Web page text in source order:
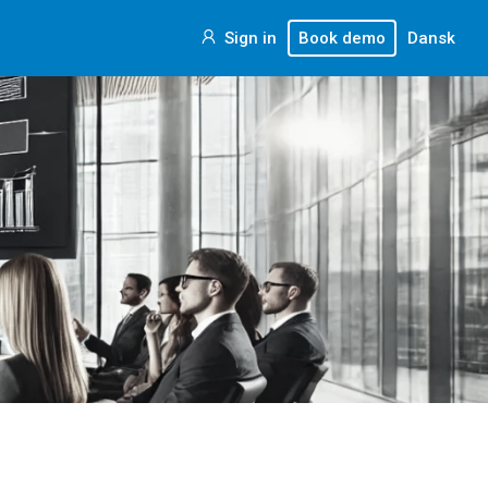
Sign in Book demo Dansk